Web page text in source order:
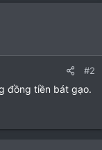
#2
đồng tiền bát gạo.